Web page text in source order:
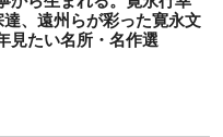
、遠州らが彩った寛永文
見たい名所・名作選